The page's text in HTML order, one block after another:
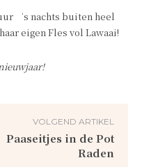
‘s nachts buiten heel
eigen Fles vol Lawaai!
VOLGEND ARTIKEL
Paaseitjes in de Pot
Raden